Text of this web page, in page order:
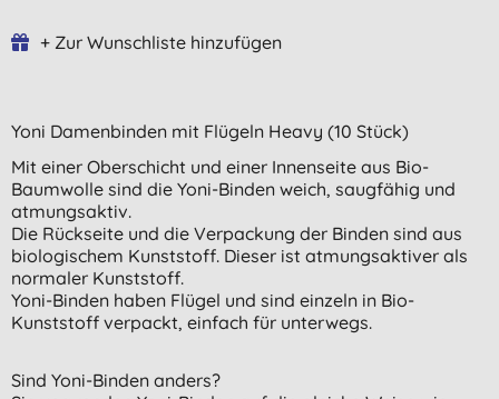
+ Zur Wunschliste hinzufügen
Yoni Damenbinden mit Flügeln Heavy (10 Stück)
Mit einer Oberschicht und einer Innenseite aus Bio-
Baumwolle sind die Yoni-Binden weich, saugfähig und
atmungsaktiv.
Die Rückseite und die Verpackung der Binden sind aus
biologischem Kunststoff. Dieser ist atmungsaktiver als
normaler Kunststoff.
Yoni-Binden haben Flügel und sind einzeln in Bio-
Kunststoff verpackt, einfach für unterwegs.
Sind Yoni-Binden anders?